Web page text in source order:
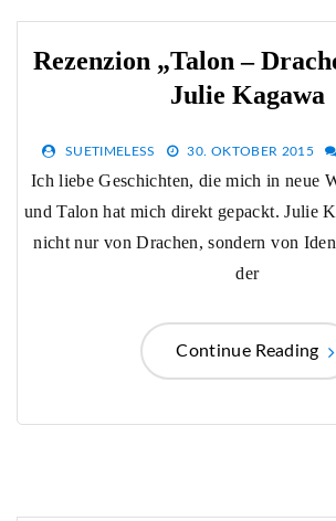
Rezenzion „Talon –
Julie Kagawa
SUETIMELESS 30. OKTOBER 2015
Ich liebe Geschichten, die mich in neue Welten entführen –
und Talon hat mich direkt gepackt. Julie
nicht nur von Drachen, sondern von
der
Continue Reading